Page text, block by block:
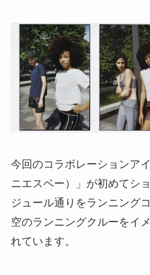
今回のコラボレーションア
ニエスベー）」が初めてシ
ジュール通りをランニング
空のランニングクルーをイ
れています。